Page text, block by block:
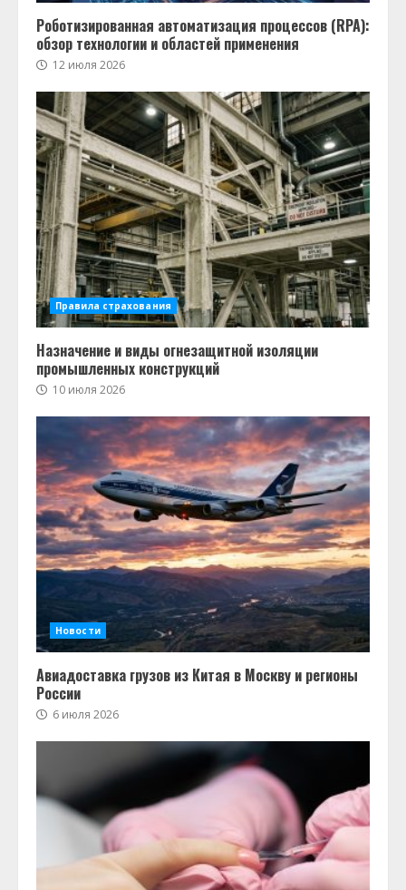
Роботизированная автоматизация процессов (RPA):
обзор технологии и областей применения
12 июля 2026
Правила страхования
Назначение и виды огнезащитной изоляции
промышленных конструкций
10 июля 2026
Новости
Авиадоставка грузов из Китая в Москву и регионы
России
6 июля 2026